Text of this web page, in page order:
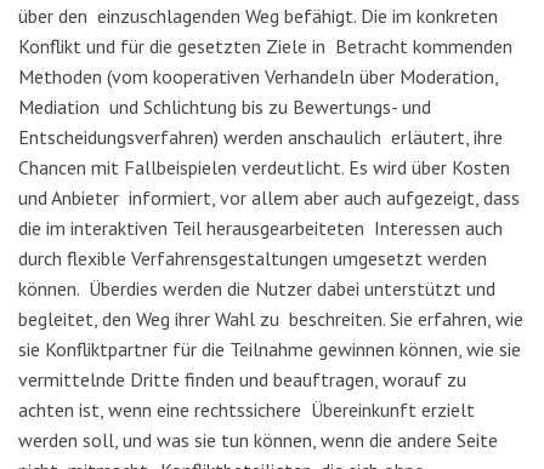
über den einzuschlagenden Weg befähigt. Die im konkreten
Konflikt und für die gesetzten Ziele in Betracht kommenden
Methoden (vom kooperativen Verhandeln über Moderation,
Mediation und Schlichtung bis zu Bewertungs- und
Entscheidungsverfahren) werden anschaulich erläutert, ihre
Chancen mit Fallbeispielen verdeutlicht. Es wird über Kosten
und Anbieter informiert, vor allem aber auch aufgezeigt, dass
die im interaktiven Teil herausgearbeiteten Interessen auch
durch flexible Verfahrensgestaltungen umgesetzt werden
können. Überdies werden die Nutzer dabei unterstützt und
begleitet, den Weg ihrer Wahl zu beschreiten. Sie erfahren, wie
sie Konfliktpartner für die Teilnahme gewinnen können, wie sie
vermittelnde Dritte finden und beauftragen, worauf zu
achten ist, wenn eine rechtssichere Übereinkunft erzielt
werden soll, und was sie tun können, wenn die andere Seite